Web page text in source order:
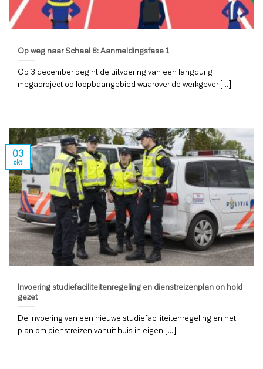
Op weg naar Schaal 8: Aanmeldingsfase 1
Op 3 december begint de uitvoering van een langdurig
megaproject op loopbaangebied waarover de werkgever [...]
Invoering studiefaciliteitenregeling en dienstreizenplan on hold
gezet
De invoering van een nieuwe studiefaciliteitenregeling en het
plan om dienstreizen vanuit huis in eigen [...]
03
okt